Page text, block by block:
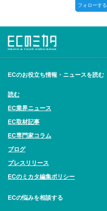
フォローする
ECのお役立ち情報・ニュースを読む
読む
EC業界ニュース
EC取材記事
EC専門家コラム
ブログ
プレスリリース
ECのミカタ編集ポリシー
ECの悩みを相談する